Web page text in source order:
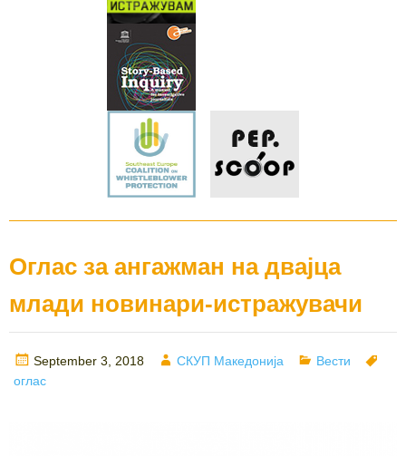
Оглас за ангажман на двајца
млади новинари-истражувачи
Posted
on
September 3, 2018 Author
СКУП Македонија Categories
Вести
оглас